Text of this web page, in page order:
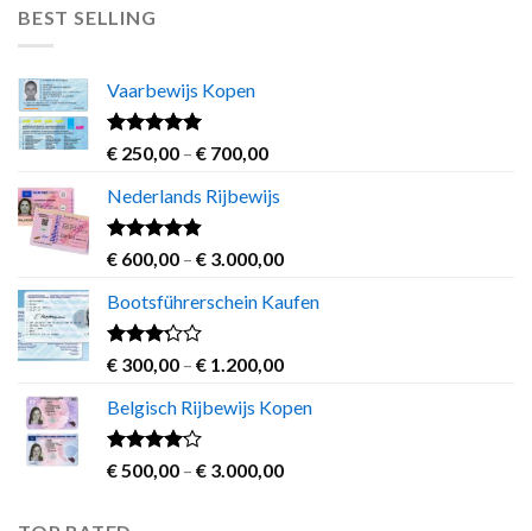
BEST SELLING
Vaarbewijs Kopen
Rated4.63
out of 5
€ 250,00 – € 700,00Price
€ 250,00
€ 700,00
Nederlands Rijbewijs
Rated4.60
out of 5
€ 600,00 – € 3.000,00Price
€ 600,00
€ 3.000,00
Bootsführerschein Kaufen
Rated
out of
5
€ 300,00 – € 1.200,00Price
€ 300,00
€ 1.200,00
Belgisch Rijbewijs Kopen
Rated
out
€500,00 – € 3.000,00Price